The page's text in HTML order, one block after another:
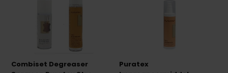
Combiset Degreaser
Puratex